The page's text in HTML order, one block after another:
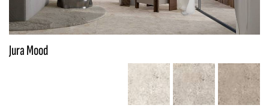
Jura Mood